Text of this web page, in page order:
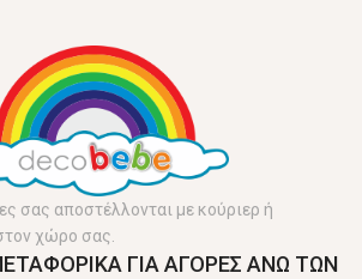
σας αποστέλλονται με κούριερ ή
χώρο σας.
ΓΙΑ ΑΓΟΡΕΣ ΑΝΩ ΤΩΝ